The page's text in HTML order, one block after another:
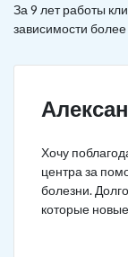
За 9 лет работы
зависимости
Хочу
центра за
болезни.
которые
куда деться
сможет мне